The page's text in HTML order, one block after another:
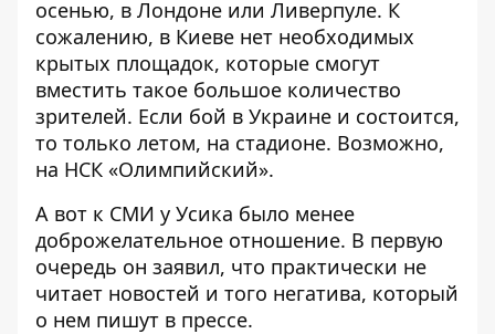
осенью, в Лондоне или Ливерпуле. К
сожалению, в Киеве нет необходимых
крытых площадок, которые смогут
вместить такое большое количество
зрителей. Если бой в Украине и состоится,
то только летом, на стадионе. Возможно,
на НСК «Олимпийский».
А вот к СМИ у Усика было менее
доброжелательное отношение. В первую
очередь он заявил, что практически не
читает новостей и того негатива, который
о нем пишут в прессе.